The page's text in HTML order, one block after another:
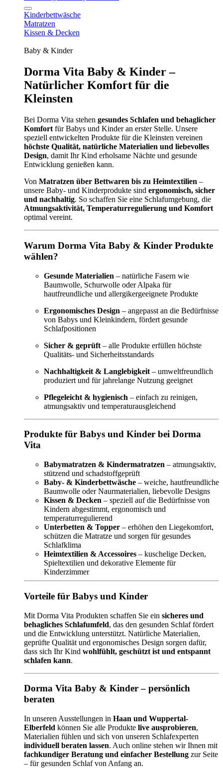
Kinderbettwäsche
Matratzen
Kissen & Decken
Baby & Kinder
Dorma Vita Baby & Kinder –
Natürlicher Komfort für die
Kleinsten
Bei Dorma Vita stehen gesundes Schlafen und behaglicher
Komfort für Babys und Kinder an erster Stelle. Unsere
speziell entwickelten Produkte für die Kleinsten vereinen
höchste Qualität, natürliche Materialien und liebevolles
Design, damit Ihr Kind erholsame Nächte und gesunde
Entwicklung genießen kann.
Von Matratzen über Bettwaren bis zu Heimtextilien –
unsere Baby- und Kinderprodukte sind ergonomisch, sicher
und nachhaltig. So schaffen Sie eine Schlafumgebung, die
Atmungsaktivität, Temperaturregulierung und Komfort
optimal vereint.
Warum Dorma Vita Baby & Kinder Produkte
wählen?
Gesunde Materialien – natürliche Fasern wie
Baumwolle, Schurwolle oder Alpaka für
hautfreundliche und allergikergeeignete Produkte
Ergonomisches Design – angepasst an die Bedürfnisse
von Babys und Kleinkindern, fördert gesunde
Schlafpositionen
Sicher & geprüft – alle Produkte erfüllen höchste
Qualitäts- und Sicherheitsstandards
Nachhaltigkeit & Langlebigkeit – umweltfreundlich
produziert und für jahrelange Nutzung geeignet
Pflegeleicht & hygienisch – einfach zu reinigen,
atmungsaktiv und temperaturausgleichend
Produkte für Babys und Kinder bei Dorma
Vita
Babymatratzen & Kindermatratzen – atmungsaktiv,
stützend und schadstoffgeprüft
Baby- & Kinderbettwäsche – weiche, hautfreundliche
Baumwolle oder Naurmaterialien, liebevolle Designs
Kissen & Decken – speziell auf die Bedürfnisse von
Kindern abgestimmt, ergonomisch und
temperaturregulierend
Unterbetten & Topper – erhöhen den Liegekomfort,
schützen die Matratze und sorgen für gesundes
Schlafklima
Heimtextilien & Accessoires – kuschelige Decken,
Spieltextilien und dekorative Elemente für
Kinderzimmer
Vorteile für Babys und Kinder
Mit Dorma Vita Produkten schaffen Sie ein sicheres und
behagliches Schlafumfeld, das den gesunden Schlaf fördert
und die Entwicklung unterstützt. Natürliche Materialien,
geprüfte Qualität und ergonomisches Design sorgen dafür,
dass sich Ihr Kind wohlfühlt, geschützt ist und entspannt
schlafen kann.
Dorma Vita Baby & Kinder – persönlich
beraten
In unseren Ausstellungen in Haan und Wuppertal-
Elberfeld können Sie alle Produkte live ausprobieren,
Materialien fühlen und sich von unseren Schlafexperten
individuell beraten lassen. Auch online stehen wir Ihnen mit
fachkundiger Beratung und einfacher Bestellung zur Seite
– für gesunden Schlaf von Anfang an.